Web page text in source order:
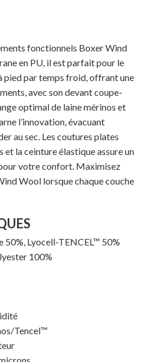
est vide.
fonctionnels Boxer Wind
en PU, il est parfait pour le
pied par temps froid, offrant une
avec son devant coupe-
optimal de laine mérinos et
l’innovation, évacuant
au sec. Les coutures plates
la ceinture élastique assure un
votre confort. Maximisez
Wool lorsque chaque couche
50%, Lyocell-TENCEL™ 50%
100%
Tencel™